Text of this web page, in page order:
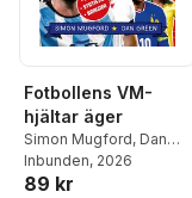
Fotbollens VM-
hjältar äger
Simon Mugford, Dan
Green
Inbunden, 2026
89 kr